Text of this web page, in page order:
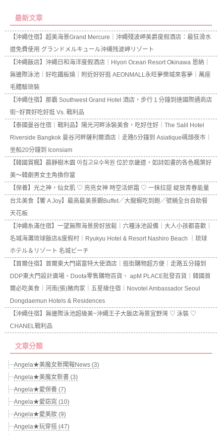
最新文章
【沖繩住宿】超美海景Grand Mercure｜沖繩殘波岬美爵度假酒店：最狂滑水
道免費使用 グランドメルキュール沖縄残波岬リゾート
【沖繩飯店】沖繩日和海洋度假酒店｜Hiyori Ocean Resort Okinawa 恩納｜
無邊際泳池｜好吃鐵板燒｜附近好好逛 AEONMALL永旺夢樂城來客夢｜萬座
毛體驗琉裝
【沖繩住宿】那霸 Southwest Grand Hotel 酒店，步行１分鐘到達國際通商店
街~好買好吃好逛 Vs. 戰利品
【泰國曼谷住宿｜戰利品】陽光河畔泳裝美食，吃好住好｜The Salil Hotel
Riverside Bangkok 曼谷河畔薩利爾酒店｜走路5分鐘到 Asiatique碼頭夜市｜
坐船20分鐘到 Iconsiam
【韓國賞楓】晨靜樹木園 아침고요수목원 位於京畿道，如詩如畫的各色楓葉好
美～韓劇男女主角換你當
【保養】光之神，仙女肌 ♡ 亮亮女神 時空活妍霜 ♡ 一抹拉提 綻放青春能量
台北美食【饗 A Joy】最高最美景觀Buffet／大龍蝦吃到飽／號稱全台自助餐
天花板
【沖繩糸滿住宿】一望無際海景房好放鬆｜六種泳池設備｜大人小孩都喜歡｜
名城海灘琉球飯店&度假村｜Ryukyu Hotel & Resort Nashiro Beach ｜琉球
ホテル＆リゾート 名城ビーチ
【首爾住宿】首爾東大門諾富特大使酒店｜逛街購物超方便｜走路五分鐘到
DDP東大門設計廣場、Doota零售購物百貨、 apM PLACE批發百貨｜韓國首
爾必吃美食｜河南(張)豬肉家｜五星級住宿｜Novotel Ambassador Seoul
Dongdaemun Hotels & Residences
【沖繩住宿】無邊際泳池超級美~沖繩王子大飯店海景宜野灣 ♡ 泳裝 ♡
CHANEL戰利品
文章分類
Angela★美魔女新聞報News (3)
Angela★美魔女新書 (3)
Angela★愛保養 (7)
Angela★愛窈窕 (10)
Angela★愛美妝 (9)
Angela★玩穿搭 (47)